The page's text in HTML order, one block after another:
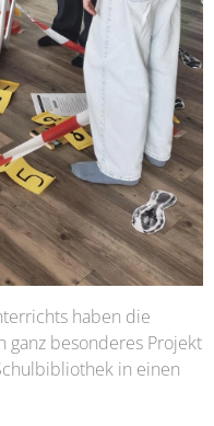
haben die
ganz besonderes Projekt
in einen